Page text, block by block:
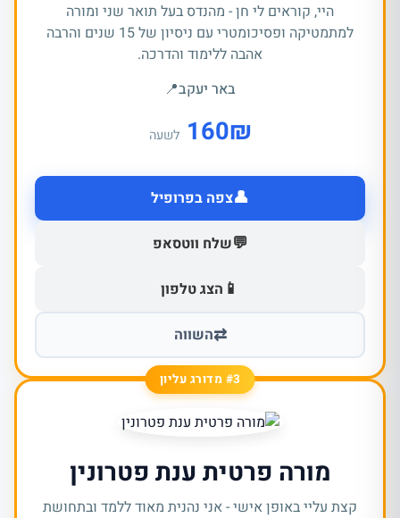
היי, קוראים לי חן - מהנדס בעל תואר שני ומורה
למתמטיקה ופסיכומטרי עם ניסיון של 15 שנים והרבה
אהבה ללימוד והדרכה.
באר יעקב📍
₪
160 לשעה
👤צפה בפרופיל
💬שלח ווטסאפ
📱 הצג טלפון
⇄השווה
#3 מדורג עליון
מורה פרטית ענת פטרונין
קצת עליי באופן אישי - אני נהנית מאוד ללמד ובתחושת